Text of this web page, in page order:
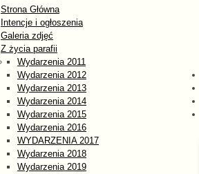
Strona Główna
Intencje i ogłoszenia
Galeria zdjęć
Z życia parafii
Wydarzenia 2011
Wydarzenia 2012
Wydarzenia 2013
Wydarzenia 2014
Wydarzenia 2015
Wydarzenia 2016
WYDARZENIA 2017
Wydarzenia 2018
Wydarzenia 2019